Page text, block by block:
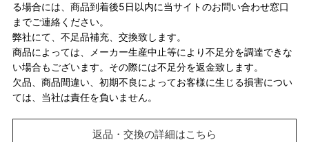
る場合には、商品到着後5日以内に当サイトのお問い合わせ窓口
までご連絡ください。
弊社にて、不足品補充、交換致します。
商品によっては、メーカー生産中止等により不足分を調達できな
い場合もございます。その際には不足分を返金致します。
欠品、商品間違い、初期不良によってお客様に生じる損害につい
ては、当社は責任を負いません。
返品・交換の詳細はこちら